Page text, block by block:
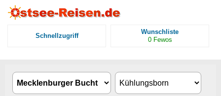
Schnellzugriff
Wunschliste
0 Fewos